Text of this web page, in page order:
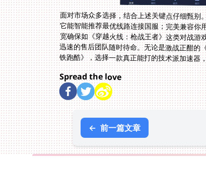
面对市场众多选择，结合上述关键点仔细甄别
铁跑酷》，选择一款真正能打的技术派加速
Spread the love
← 前一篇文章